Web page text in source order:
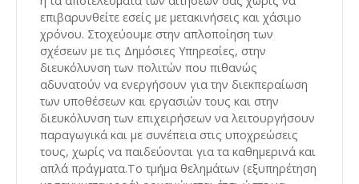
επιβαρυνθείτε εσείς με μετακινήσεις και χάσιμο
χρόνου. Στοχεύουμε στην απλοποίηση των
σχέσεων με τις Δημόσιες Υπηρεσίες, στην
διευκόλυνση των πολιτών που πιθανώς
αδυνατούν να ενεργήσουν για την διεκπεραίωση
των υποθέσεων και εργασιών τους και στην
διευκόλυνση των επιχειρήσεων να λειτουργήσουν
παραγωγικά και με συνέπεια στις υποχρεώσεις
τους, χωρίς να παιδεύονται για τα καθημερινά και
απλά πράγματα.Το τμήμα θελημάτων (εξυπηρέτηση